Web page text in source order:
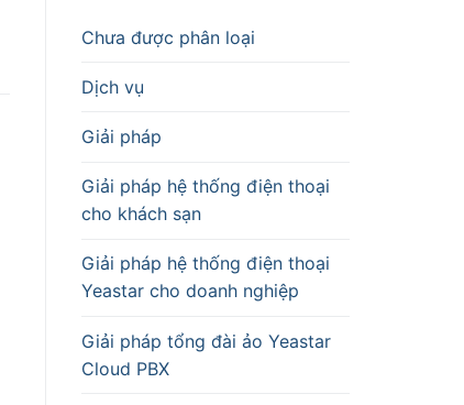
Chưa được phân loại
Dịch vụ
Giải pháp
Giải pháp hệ thống điện thoại
cho khách sạn
Giải pháp hệ thống điện thoại
Yeastar cho doanh nghiệp
Giải pháp tổng đài ảo Yeastar
Cloud PBX